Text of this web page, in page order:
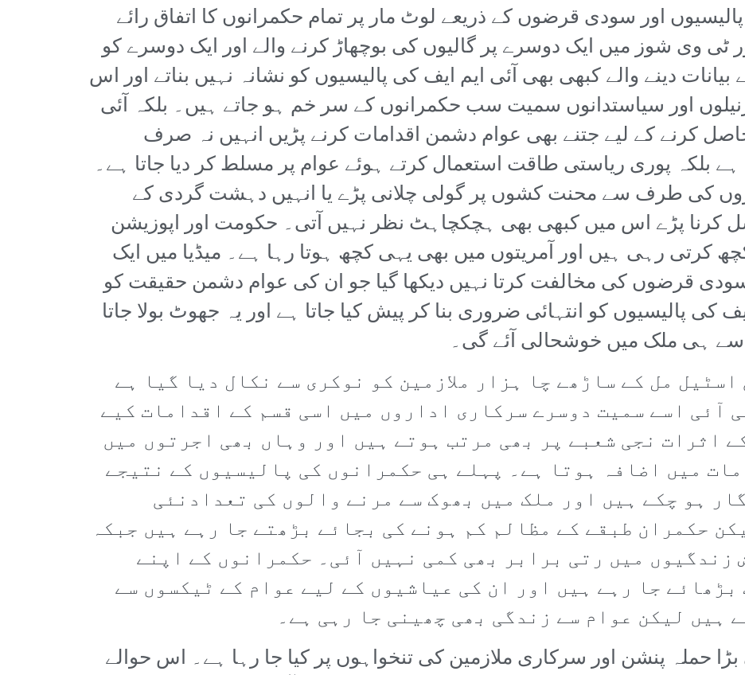
اور سودی قرضوں کے ذریعے لوٹ مار پر تمام حکمرانوں کا اتفاق رائے
وی شوز میں ایک دوسرے پر گالیوں کی بوچھاڑ کرنے والے اور ایک دوسرے کو
دینے والے کبھی بھی آئی ایم ایف کی پالیسیوں کو نشانہ نہیں بناتے اور اس
اور سیاستدانوں سمیت سب حکمرانوں کے سر خم ہو جاتے ہیں۔ بلکہ آئی
کرنے کے لیے جتنے بھی عوام دشمن اقدامات کرنے پڑیں انہیں نہ صرف
بلکہ پوری ریاستی طاقت استعمال کرتے ہوئے عوام پر مسلط کر دیا جاتا ہے۔
کی طرف سے محنت کشوں پر گولی چلانی پڑے یا انہیں دہشت گردی کے
کرنا پڑے اس میں کبھی بھی ہچکچاہٹ نظر نہیں آتی۔ حکومت اور اپوزیشن
کرتی رہی ہیں اور آمریتوں میں بھی یہی کچھ ہوتا رہا ہے۔ میڈیا میں ایک
سودی قرضوں کی مخالفت کرتا نہیں دیکھا گیا جو ان کی عوام دشمن حقیقت کو
کی پالیسیوں کو انتہائی ضروری بنا کر پیش کیا جاتا ہے اور یہ جھوٹ بولا جاتا
سے ہی ملک میں خوشحالی آئے گی۔
مل کے ساڑھے چا ہزار ملازمین کو نوکری سے نکال دیا گیا ہے
آئی اسے سمیت دوسرے سرکاری اداروں میں اسی قسم کے اقدامات کیے
اثرات نجی شعبے پر بھی مرتب ہوتے ہیں اور وہاں بھی اجرتوں میں
میں اضافہ ہوتا ہے۔ پہلے ہی حکمرانوں کی پالیسیوں کے نتیجے
ہو چکے ہیں اور ملک میں بھوک سے مرنے والوں کی تعدادنئی
حکمران طبقے کے مظالم کم ہونے کی بجائے بڑھتے جا رہے ہیں جبکہ
زندگیوں میں رتی برابر بھی کمی نہیں آئی۔ حکمرانوں کے اپنے
جا رہے ہیں اور ان کی عیاشیوں کے لیے عوام کے ٹیکسوں سے
ہیں لیکن عوام سے زندگی بھی چھینی جا رہی ہے۔
حملہ پنشن اور سرکاری ملازمین کی تنخواہوں پر کیا جا رہا ہے۔ اس حوالے